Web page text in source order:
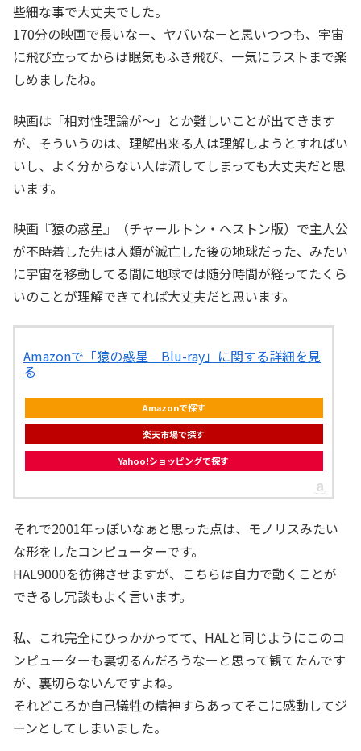
些細な事で大丈夫でした。
170分の映画で長いなー、ヤバいなーと思いつつも、宇宙
に飛び立ってからは眠気もふき飛び、一気にラストまで楽
しめましたね。
映画は「相対性理論が～」とか難しいことが出てきます
が、そういうのは、理解出来る人は理解しようとすればい
いし、よく分からない人は流してしまっても大丈夫だと思
います。
映画『猿の惑星』（チャールトン・ヘストン版）で主人公
が不時着した先は人類が滅亡した後の地球だった、みたい
に宇宙を移動してる間に地球では随分時間が経ってたくら
いのことが理解できてれば大丈夫だと思います。
Amazonで「猿の惑星 Blu-ray」に関する詳細を見
る
Amazonで探す
楽天市場で探す
Yahoo!ショッピングで探す
それで2001年っぽいなぁと思った点は、モノリスみたい
な形をしたコンピューターです。
HAL9000を彷彿させますが、こちらは自力で動くことが
できるし冗談もよく言います。
私、これ完全にひっかかってて、HALと同じようにこのコ
ンピューターも裏切るんだろうなーと思って観てたんです
が、裏切らないんですよね。
それどころか自己犠牲の精神すらあってそこに感動してジ
ーンとしてしまいました。